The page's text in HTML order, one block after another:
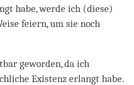
habe, werde ich (diese)
feiern, um sie noch
geworden, da ich
Existenz erlangt habe.